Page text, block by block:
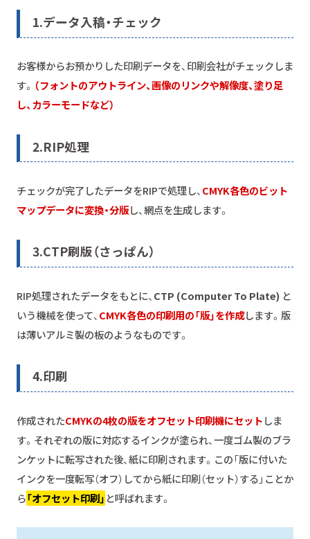
1.データ入稿・チェック
お客様からお預かりした印刷データを、印刷会社がチェックしま
す。 （フォントのアウトライン、画像のリンクや解像度、塗り足
し、カラーモードなど）
2.RIP処理
チェックが完了したデータをRIPで処理し、CMYK各色のビット
マップデータに変換・分版し、網点を生成します。
3.CTP刷版（さっぱん）
RIP処理されたデータをもとに、CTP (Computer To Plate) と
いう機械を使って、CMYK各色の印刷用の「版」を作成します。版
は薄いアルミ製の板のようなものです。
4.印刷
作成されたCMYKの4枚の版をオフセット印刷機にセットしま
す。それぞれの版に対応するインクが塗られ、一度ゴム製のブラ
ンケットに転写された後、紙に印刷されます。この「版に付いた
インクを一度転写（オフ）してから紙に印刷（セット）する」ことか
ら「オフセット印刷」 と呼ばれます。